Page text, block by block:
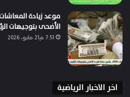
الأضحى بتوجيهات
7:51 م21 مايو، 2026
اخر الاخبار الرياضية